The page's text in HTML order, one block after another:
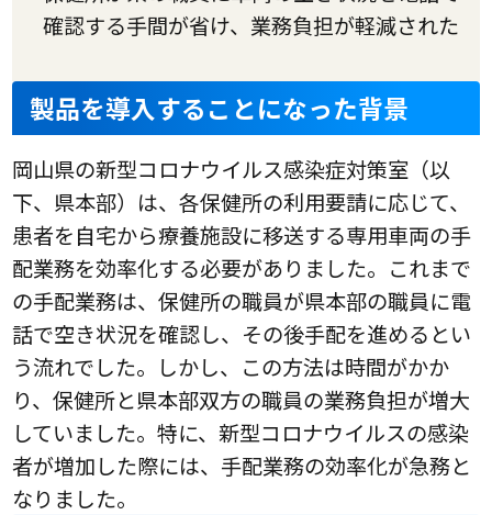
確認する手間が省け、業務負担が軽減された
製品を導入することになった背景
岡山県の新型コロナウイルス感染症対策室（以
下、県本部）は、各保健所の利用要請に応じて、
患者を自宅から療養施設に移送する専用車両の手
配業務を効率化する必要がありました。これまで
の手配業務は、保健所の職員が県本部の職員に電
話で空き状況を確認し、その後手配を進めるとい
う流れでした。しかし、この方法は時間がかか
り、保健所と県本部双方の職員の業務負担が増大
していました。特に、新型コロナウイルスの感染
者が増加した際には、手配業務の効率化が急務と
なりました。